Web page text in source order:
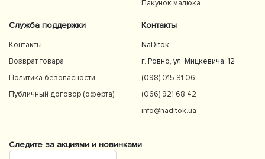
Пакунок малюка
Служба поддержки
Контакты
Возврат товара
Политика безопасности
Публичный договор (оферта)
Контакты
NaDitok
г. Ровно, ул. Мицкевича, 12
(098) 015 81 06
(066) 921 68 42
info@naditok.ua
Следите за акциями и новинками